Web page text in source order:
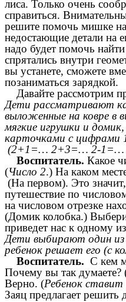
лиса. Только очень
справиться.
решите помочь мишке
недостающие детали на
надо будет помочь
спрятались внутри
вы устанете, сможете
позаниматься зарядкой.
Давайте рассмотрим
Дети рассматривают
выложенные на ковре в
мягкие игрушки и
карточками с цифрами
(2+1=… 2+3=… 2-1=…
Воспитатель. Какое
(Число 2.) На каком
(На первом). Это
путешествие по
на числовом отрезке
(Домик колобка.)
приведет нас к одному
Дети выбирают один
ребенок решает его (с
Воспитатель. С кем
Почему вы так думаете?
Верно. (Ребенок ставит
Заяц предлагает решить